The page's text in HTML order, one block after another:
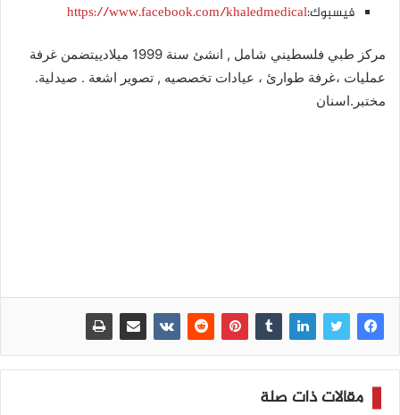
فيسبوك:https://www.facebook.com/khaledmedical
مركز طبي فلسطيني شامل , انشئ سنة 1999 ميلادييتضمن غرفة
عمليات ،غرفة طوارئ ، عيادات تخصصيه , تصوير اشعة . صيدلية.
مختبر.اسنان
مقالات ذات صلة